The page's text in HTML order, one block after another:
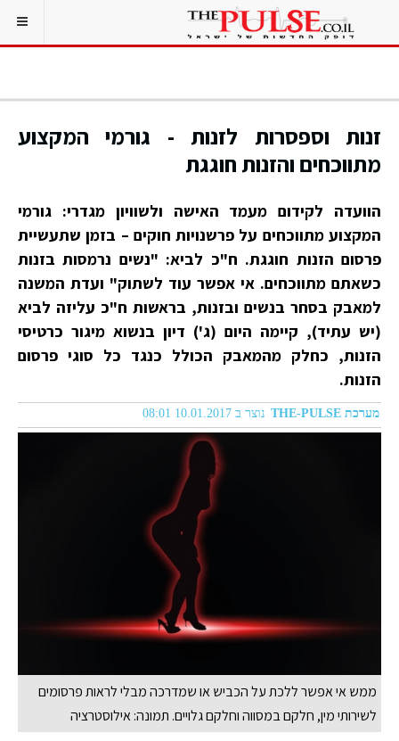
זנות וספסרות לזנות - גורמי המקצוע
מתווכחים והזנות חוגגת
הוועדה לקידום מעמד האישה ולשוויון מגדרי: גורמי
המקצוע מתווכחים על פרשנויות חוקים – בזמן שתעשיית
פרסום הזנות חוגגת. ח"כ לביא: "נשים נרמסות בזנות
כשאתם מתווכחים. אי אפשר עוד לשתוק" ועדת המשנה
למאבק בסחר בנשים ובזנות, בראשות ח"כ עליזה לביא
(יש עתיד), קיימה היום (ג') דיון בנשוא מיגור כרטיסי
הזנות, כחלק מהמאבק הכולל כנגד כל סוגי פרסום
הזנות.
מערכת THE-PULSE נוצר ב 10.01.2017 08:01
ממש אי אפשר ללכת על הכביש או שמדרכה מבלי לראות פרסומים
לשירותי מין, חלקם במסווה וחלקם גלויים. תמונה: אילוסטרציה